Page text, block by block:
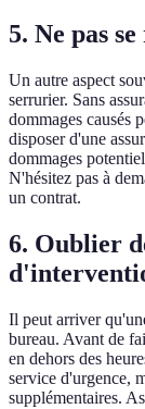
5. Ne pas
Un autre aspect
serrurier. Sans
dommages causés
disposer d'une
dommages
N'hésitez pas à
un contrat.
6. Oublier
Il peut arriver
bureau. Avant de
en dehors des
service d'urgence,
supplémentaires.